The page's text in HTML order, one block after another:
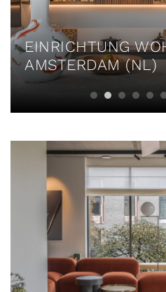
EINRICHTUNG
AMSTERDAM (NL)